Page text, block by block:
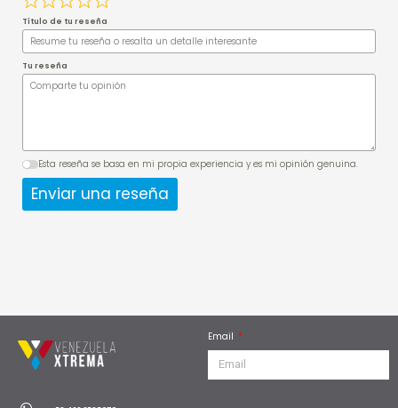
Título de tu reseña
Tu reseña
Esta reseña se basa en mi propia experiencia y es mi opinión genuina.
Enviar una reseña
Email